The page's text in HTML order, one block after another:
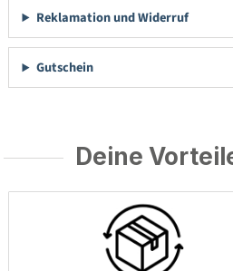
Reklamation und Widerruf
Gutschein
Deine